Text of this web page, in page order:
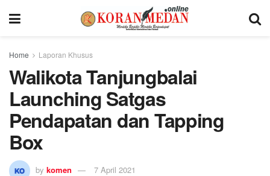
Home Laporan Khusus
Walikota Tanjungbalai
Launching Satgas
Pendapatan dan Tapping
Box
by komen 7 April 2021